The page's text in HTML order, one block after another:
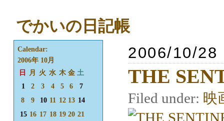
でかいの日記帳
2006/10/28
THE
Filed under: 映
Calendar:
2006年 10月
日
月 火 水 木 金 土
1 2 3 4 5 6
7
8
9 10 11 12 13 14
15 16 17 18 19 20 21